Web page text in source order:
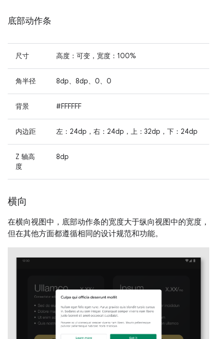
底部动作条
尺寸 高度：可变，宽度：100%
角半径 8dp、8dp、0、0
背景 #FFFFFF
内边距 左：24dp，右：24dp，上：32dp，下：24dp
Z 轴高
度
8dp
横向
在横向视图中，底部动作条的宽度大于纵向视图中的宽度，
但在其他方面都遵循相同的设计规范和功能。